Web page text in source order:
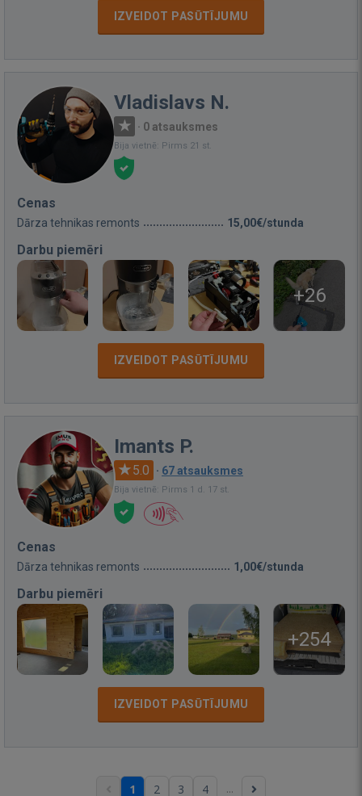
IZVEIDOT PASŪTĪJUMU
Vladislavs N.
· 0 atsauksmes
Bija vietnē: Pirms 21 st.
Cenas
Dārza tehnikas remonts 15,00€/stunda
Darbu piemēri
+26
IZVEIDOT PASŪTĪJUMU
Imants P.
5.0 · 67 atsauksmes
Bija vietnē: Pirms 1 d. 17 st.
Cenas
Dārza tehnikas remonts 1,00€/stunda
Darbu piemēri
+254
IZVEIDOT PASŪTĪJUMU
1 2 3 4 ...